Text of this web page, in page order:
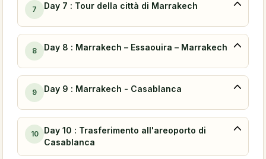
7 Day 7 : Tour della città di Marrakech
8 Day 8 : Marrakech – Essaouira – Marrakech
9 Day 9 : Marrakech - Casablanca
10
Day 10 : Trasferimento all'areoporto di
Casablanca